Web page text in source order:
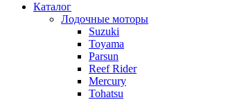
Каталог
Лодочные моторы
Suzuki
Toyama
Parsun
Reef Rider
Mercury
Tohatsu